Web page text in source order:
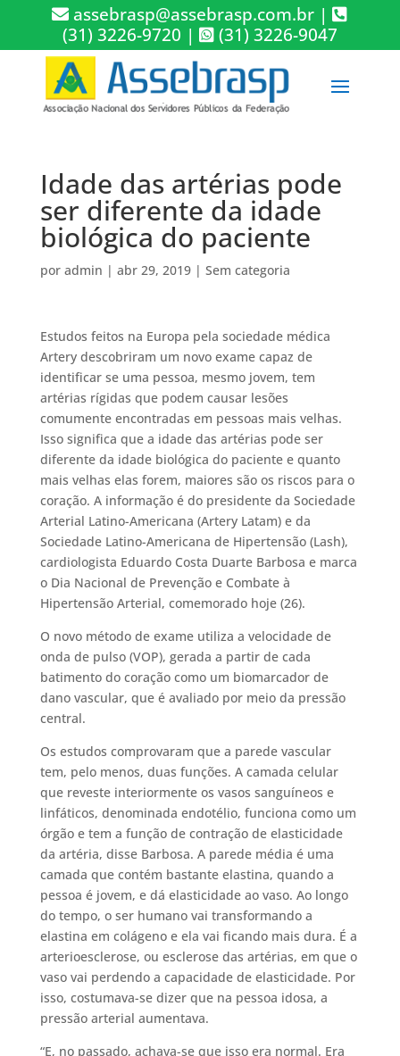
assebrasp@assebrasp.com.br |
(31) 3226-9720 | (31) 3226-9047
Idade das artérias pode
ser diferente da idade
biológica do paciente
por admin | abr 29, 2019| Sem categoria
Estudos feitos na Europa pela sociedade médica
Artery descobriram um novo exame capaz de
identificar se uma pessoa, mesmo jovem, tem
artérias rígidas que podem causar lesões
comumente encontradas em pessoas mais velhas.
Isso significa que a idade das artérias pode ser
diferente da idade biológica do paciente e quanto
mais velhas elas forem, maiores são os riscos para o
coração. A informação é do presidente da Sociedade
Arterial Latino-Americana (Artery Latam) e da
Sociedade Latino-Americana de Hipertensão (Lash),
cardiologista Eduardo Costa Duarte Barbosa e marca
o Dia Nacional de Prevenção e Combate à
Hipertensão Arterial, comemorado hoje (26).
O novo método de exame utiliza a velocidade de
onda de pulso (VOP), gerada a partir de cada
batimento do coração como um biomarcador de
dano vascular, que é avaliado por meio da pressão
central.
Os estudos comprovaram que a parede vascular
tem, pelo menos, duas funções. A camada celular
que reveste interiormente os vasos sanguíneos e
linfáticos, denominada endotélio, funciona como um
órgão e tem a função de contração de elasticidade
da artéria, disse Barbosa. A parede média é uma
camada que contém bastante elastina, quando a
pessoa é jovem, e dá elasticidade ao vaso. Ao longo
do tempo, o ser humano vai transformando a
elastina em colágeno e ela vai ficando mais dura. É a
arterioesclerose, ou esclerose das artérias, em que o
vaso vai perdendo a capacidade de elasticidade. Por
isso, costumava-se dizer que na pessoa idosa, a
pressão arterial aumentava.
“E, no passado, achava-se que isso era normal. Era